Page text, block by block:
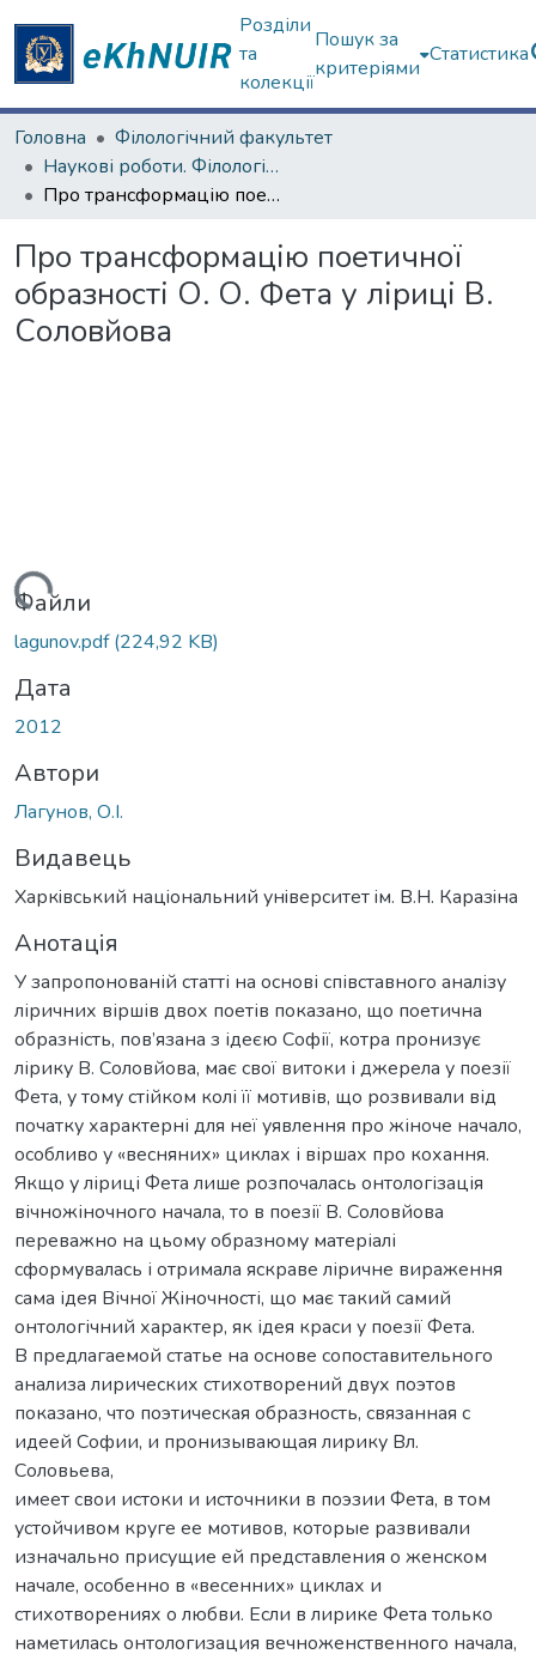
Розділи
та
колекції
Пошук за
критеріями
Статистика
Головна
Філологічний факультет
Наукові роботи. Філологічний факультет
Про трансформацію поетичної образності О. О. Фета у ліриці В. Соловйова
Про трансформацію поетичної
образності О. О. Фета у ліриці В.
Соловйова
Файли
lagunov.pdf(224,92 KB)
Дата
2012
Автори
Лагунов, О.І.
Видавець
Харкiвський нацiональний унiверситет iм. В.Н. Каразiна
Анотація
У запропонованій статті на основі співставного аналізу
ліричних віршів двох поетів показано, що поетична
образність, пов’язана з ідеєю Софії, котра пронизує
лірику В. Соловйова, має свої витоки і джерела у поезії
Фета, у тому стійком колі її мотивів, що розвивали від
початку характерні для неї уявлення про жіноче начало,
особливо у «весняних» циклах і віршах про кохання.
Якщо у ліриці Фета лише розпочалась онтологізація
вічножіночного начала, то в поезії В. Соловйова
переважно на цьому образному матеріалі
сформувалась і отримала яскраве ліричне вираження
сама ідея Вічної Жіночності, що має такий самий
онтологічний характер, як ідея краси у поезії Фета.
В предлагаемой статье на основе сопоставительного
анализа лирических стихотворений двух поэтов
показано, что поэтическая образность, связанная с
идеей Софии, и пронизывающая лирику Вл.
Соловьева,
имеет свои истоки и источники в поэзии Фета, в том
устойчивом круге ее мотивов, которые развивали
изначально присущие ей представления о женском
начале, особенно в «весенних» циклах и
стихотворениях о любви. Если в лирике Фета только
наметилась онтологизация вечноженственного начала,